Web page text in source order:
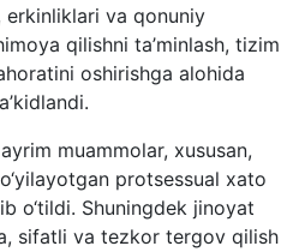
va qonuniy
qilishni ta’minlash, tizim
oshirishga alohida
muammolar, xususan,
protsessual xato
o‘tildi. Shuningdek jinoyat
sifatli va tezkor tergov qilish